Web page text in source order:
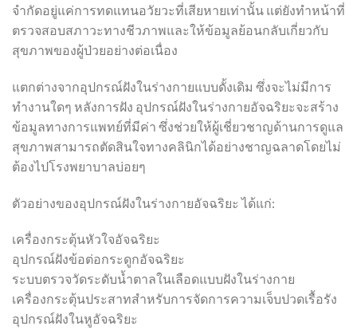
จำกัดอยู่แค่การทดแทนอวัยวะที่เสียหายเท่านั้น แต่ยังทำหน้าที่
ตรวจสอบสภาวะทางชีวภาพและให้ข้อมูลย้อนกลับเกี่ยวกับ
สุขภาพของผู้ป่วยอย่างต่อเนื่อง
แตกต่างจากอุปกรณ์ฝังในร่างกายแบบดั้งเดิม ซึ่งจะไม่มีการ
ทำงานใดๆ หลังการฝัง อุปกรณ์ฝังในร่างกายอัจฉริยะจะสร้าง
ข้อมูลทางการแพทย์ที่มีค่า ซึ่งช่วยให้ผู้เชี่ยวชาญด้านการดูแล
สุขภาพสามารถตัดสินใจทางคลินิกได้อย่างชาญฉลาดโดยไม่
ต้องไปโรงพยาบาลบ่อยๆ
ตัวอย่างของอุปกรณ์ฝังในร่างกายอัจฉริยะ ได้แก่:
เครื่องกระตุ้นหัวใจอัจฉริยะ
อุปกรณ์ฝังข้อต่อกระดูกอัจฉริยะ
ระบบตรวจวัดระดับน้ำตาลในเลือดแบบฝังในร่างกาย
เครื่องกระตุ้นประสาทสำหรับการจัดการความเจ็บปวดเรื้อรัง
อุปกรณ์ฝังในหูอัจฉริยะ